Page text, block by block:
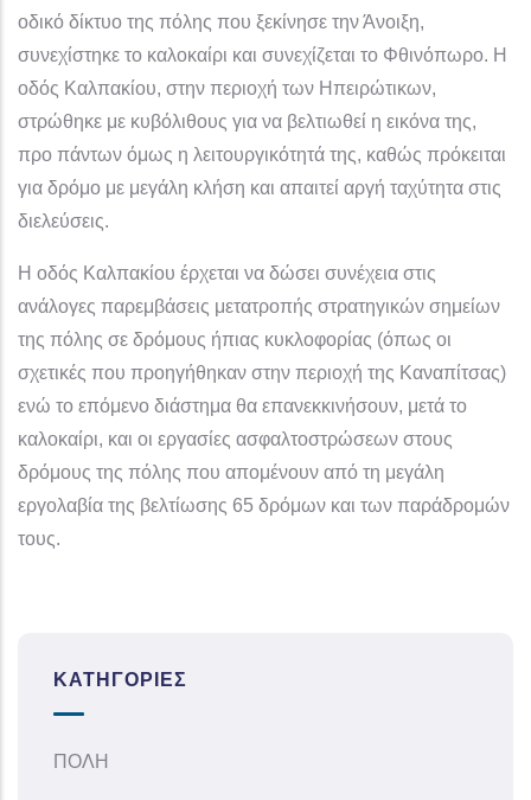
οδικό δίκτυο της πόλης που ξεκίνησε την Άνοιξη,
συνεχίστηκε το καλοκαίρι και συνεχίζεται το Φθινόπωρο. Η
οδός Καλπακίου, στην περιοχή των Ηπειρώτικων,
στρώθηκε με κυβόλιθους για να βελτιωθεί η εικόνα της,
προ πάντων όμως η λειτουργικότητά της, καθώς πρόκειται
για δρόμο με μεγάλη κλήση και απαιτεί αργή ταχύτητα στις
διελεύσεις.
Η οδός Καλπακίου έρχεται να δώσει συνέχεια στις
ανάλογες παρεμβάσεις μετατροπής στρατηγικών σημείων
της πόλης σε δρόμους ήπιας κυκλοφορίας (όπως οι
σχετικές που προηγήθηκαν στην περιοχή της Καναπίτσας)
ενώ το επόμενο διάστημα θα επανεκκινήσουν, μετά το
καλοκαίρι, και οι εργασίες ασφαλτοστρώσεων στους
δρόμους της πόλης που απομένουν από τη μεγάλη
εργολαβία της βελτίωσης 65 δρόμων και των παράδρομών
τους.
ΚΑΤΗΓΟΡΊΕΣ
ΠΟΛΗ